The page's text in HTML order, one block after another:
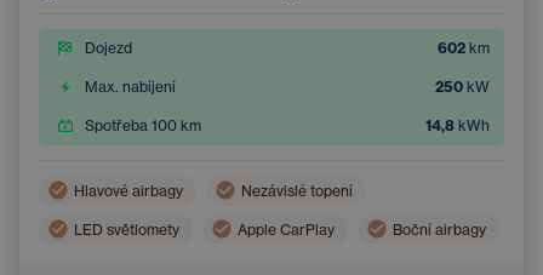
Dojezd 602 km
Max. nabíjení 250 kW
Spotřeba 100 km 14,8 kWh
Hlavové airbagy Nezávislé topení
LED světlomety Apple CarPlay Boční airbagy